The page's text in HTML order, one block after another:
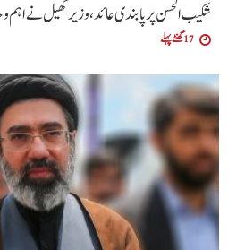
شکیب الحسن پر پابندی عائد، وزیر کھیل نے اہم
17 گھنٹے پہلے